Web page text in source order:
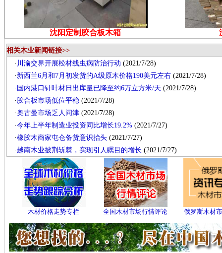
沈阳定制胶合板木箱
相关木业新闻链接>>
· 川渝交界开展松材线虫病防治行动 (2021/7/28)
· 新西兰6月和7月初发货的A级原木价格190美元左右 (2021/7/28)
· 国内港口针叶材日出库量已降至约6万立方米/天 (2021/7/28)
· 胶合板市场低位平稳 (2021/7/28)
·奥古曼市场乏人问津 (2021/7/28)
·今年上半年制造业投资同比增长19.2% (2021/7/27)
·橡胶木商家屯仓备货意识抬头 (2021/7/27)
· 越南木业披荆斩棘，实现引人瞩目的增长 (2021/7/27)
木材价格走势专栏 全国木材市场行情评论 俄罗斯木材